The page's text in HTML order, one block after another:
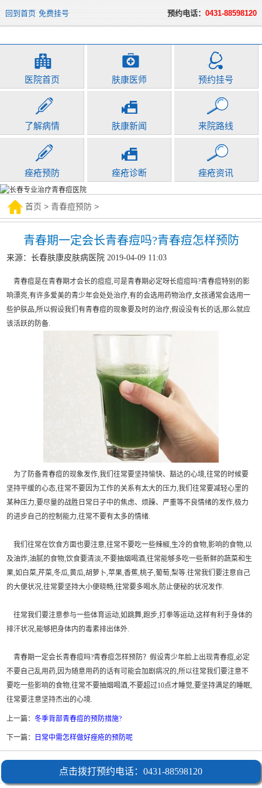
回到首页 免费挂号 预约电话：0431-88598120
医院首页 肤康医师 预约挂号
了解病情 肤康新闻 来院路线
痤疮预防 痤疮诊断 痤疮资讯
首页 >青春痘预防 >
青春期一定会长青春痘吗?青春痘怎样预防
来源：长春肤康皮肤病医院 2019-04-09 11:03
青春痘是在青春期才会长的痘痘,可是青春期必定呀长痘痘吗?青春痘特别的影
响漂亮,有许多爱美的青少年会处处治疗,有的会选用药物治疗,女孩通常会选用一
些护肤品,所以假设我们有青春痘的现象要及时的治疗,假设没有长的话,那么就应
该活跃的防备.
为了防备青春痘的现象发作,我们往常要坚持愉快、豁达的心境,往常的时候要
坚持平缓的心态,往常不要因为工作的关系有太大的压力,我们往常要减轻心里的
某种压力,要尽量的战胜日常日子中的焦虑、烦躁、严重等不良情绪的发作,极力
的进步自己的控制能力,往常不要有太多的情绪.
我们往常在饮食方面也要注意,往常不要吃一些辣椒,生冷的食物,影响的食物,以
及油炸,油腻的食物,饮食要清淡,不要抽烟喝酒,往常能够多吃一些新鲜的蔬菜和生
果,如白菜,芹菜,冬瓜,黄瓜,胡萝卜,苹果,香蕉,桃子,葡萄,梨等.往常我们要注意自己
的大便状况,往常要坚持大小便晓畅,往常要多喝水,防止便秘的状况发作.
往常我们要注意参与一些体育运动,如跳舞,跑步,打拳等运动,这样有利于身体的
排汗状况,能够把身体内的毒素排出体外.
青春期一定会长青春痘吗?青春痘怎样预防？假设青少年脸上出现青春痘,必定
不要自己乱用药,因为随意用药的话有可能会加剧病况的,所以往常我们要注意不
要吃一些影响的食物,往常不要抽烟喝酒,不要超过10点才睡觉,要坚持满足的睡眠,
往常要注意坚持杰出的心境.
上一篇：冬季背部青春痘的预防措施?
下一篇： 日常中需怎样做好痤疮的预防呢
点击拨打预约电话：0431-88598120